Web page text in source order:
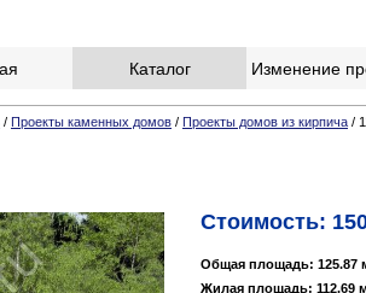
Каталог Изменение
/ Проекты каменных домов / Проекты домов из кирпича /
Стоимость:
Общая площадь: 125.87
Жилая площадь: 112.69